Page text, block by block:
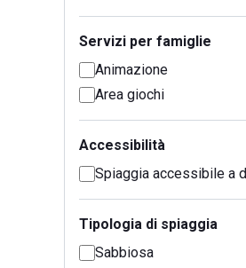
Servizi per famiglie
Animazione
Area giochi
Accessibilità
Spiaggia accessibile a
Tipologia di spiaggia
Sabbiosa